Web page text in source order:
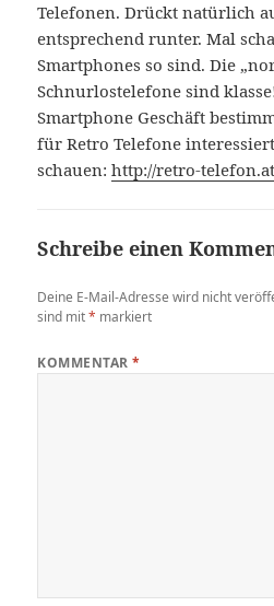
Telefonen. Drückt natürlich
entsprechend runter. Mal
Smartphones so sind. Die
Schnurlostelefone sind
Smartphone Geschäft
für Retro Telefone
schauen:http://retro-
Schreibe einen
Deine E-Mail-Adresse wird nicht
sind mit* markiert
KOMMENTAR*